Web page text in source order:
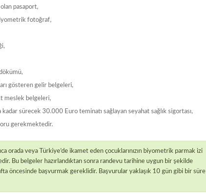
pasaport,
fotoğraf,
gösteren gelir belgeleri,
meslek belgeleri,
sürecek 30.000 Euro teminatı sağlayan seyahat sağlık sigortası,
gerekmektedir.
orada veya Türkiye’de ikamet eden çocuklarınızın biyometrik parmak izi
Bu belgeler hazırlandıktan sonra randevu tarihine uygun bir şekilde
öncesinde başvurmak gereklidir. Başvurular yaklaşık 10 gün gibi bir süre